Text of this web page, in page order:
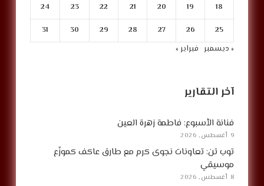
18
19
20
21
22
23
24
25
26
27
28
29
30
31
« ديسمبر فبراير »
آخر التقارير
فنانة الأسبوع: فاطمة زهرة العين
9 أغسطس, 2026
توب تن: تعاونات نجوى كرم مع طارق عاكف كموزّع
موسيقي
8 أغسطس, 2026